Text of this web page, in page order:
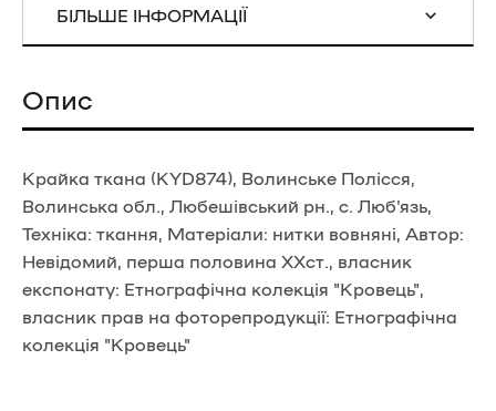
БІЛЬШЕ ІНФОРМАЦІЇ
Опис
Крайка ткана (KYD874), Волинське Полісся,
Волинська обл., Любешівський рн., с. Люб'язь,
Техніка: ткання, Матеріали: нитки вовняні, Автор:
Невідомий, перша половина ХХст., власник
експонату: Етнографічна колекція "Кровець",
власник прав на фоторепродукції: Етнографічна
колекція "Кровець"